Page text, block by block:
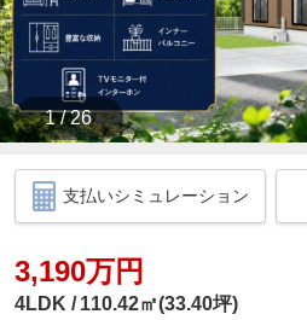
1 / 26
支払いシミュレーション
3,190万円
4LDK 110.42㎡(33.40坪)